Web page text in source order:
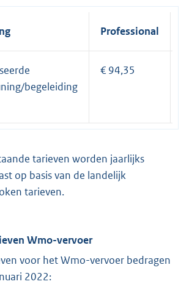
Professional
begeleiding
€ 94,35
tarieven worden jaarlijks
op basis van de landelijk
tarieven.
Wmo-vervoer
voor het Wmo-vervoer bedragen
2022: